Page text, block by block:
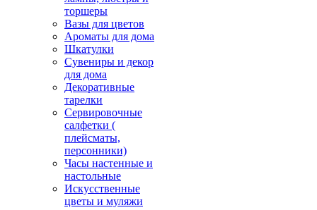
торшеры
Вазы для цветов
Ароматы для дома
Шкатулки
Сувениры и декор
для дома
Декоративные
тарелки
Сервировочные
салфетки (
плейсматы,
персонники)
Часы настенные и
настольные
Искусственные
цветы и муляжи